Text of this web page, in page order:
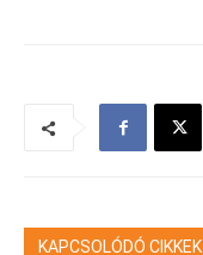
KAPCSOLÓDÓ CIKKEK